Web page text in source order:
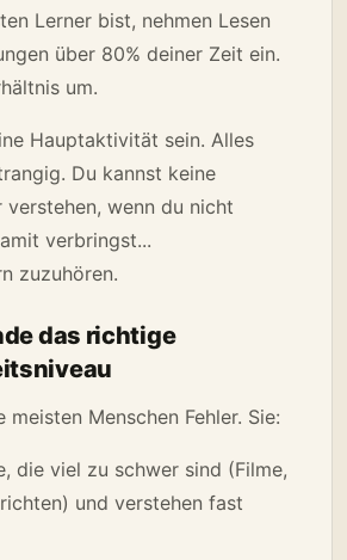
Lerner bist, nehmen Lesen
über 80% deiner Zeit ein.
um.
Hauptaktivität sein. Alles
Du kannst keine
wenn du nicht
verbringst...
zuzuhören.
das richtige
meisten Menschen Fehler. Sie:
die viel zu schwer sind (Filme,
und verstehen fast